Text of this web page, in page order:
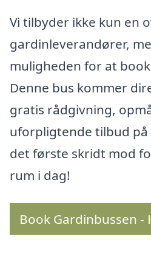
Vi tilbyder ikke kun en
gardinleverandører,
muligheden for at
Denne bus kommer
gratis rådgivning,
uforpligtende tilbud på
det første skridt mod
rum i dag!
Book Gardinbussen -